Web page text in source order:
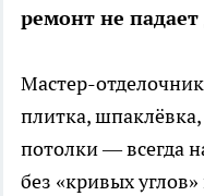
ремонт не
Мастер-
плитка,
потолки — всегда
без «кривых